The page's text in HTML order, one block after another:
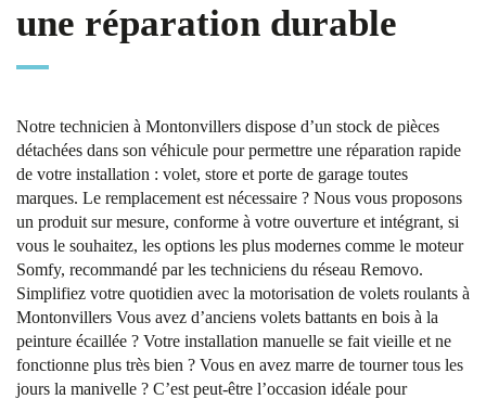
une réparation durable
Notre technicien à Montonvillers dispose d’un stock de pièces
détachées dans son véhicule pour permettre une réparation rapide
de votre installation : volet, store et porte de garage toutes
marques. Le remplacement est nécessaire ? Nous vous proposons
un produit sur mesure, conforme à votre ouverture et intégrant, si
vous le souhaitez, les options les plus modernes comme le moteur
Somfy, recommandé par les techniciens du réseau Removo.
Simplifiez votre quotidien avec la motorisation de volets roulants à
Montonvillers Vous avez d’anciens volets battants en bois à la
peinture écaillée ? Votre installation manuelle se fait vieille et ne
fonctionne plus très bien ? Vous en avez marre de tourner tous les
jours la manivelle ? C’est peut-être l’occasion idéale pour